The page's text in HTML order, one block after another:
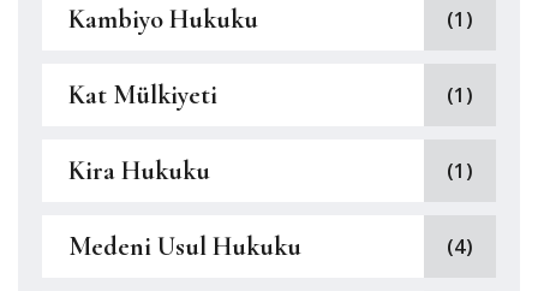
Kambiyo Hukuku (1)
Kat Mülkiyeti (1)
Kira Hukuku (1)
Medeni Usul Hukuku (4)